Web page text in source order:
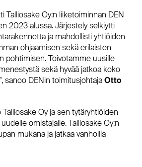
Talliosake Oy:n liiketoiminnan DEN
2023 alussa. Järjestely selkiytti
ja mahdollisti yhtiöiden
ohjaamisen sekä erilaisten
pohtimisen. Toivotamme uusille
sekä hyvää jatkoa koko
sanoo DENin toimitusjohtaja Otto
Oy ja sen tytäryhtiöiden
omistajalle. Talliosake Oy:n
mukana ja jatkaa vanhoilla